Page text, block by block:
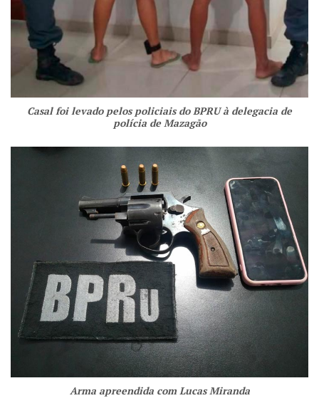
Casal foi levado pelos policiais do BPRU à delegacia de
polícia de Mazagão
Arma apreendida com Lucas Miranda